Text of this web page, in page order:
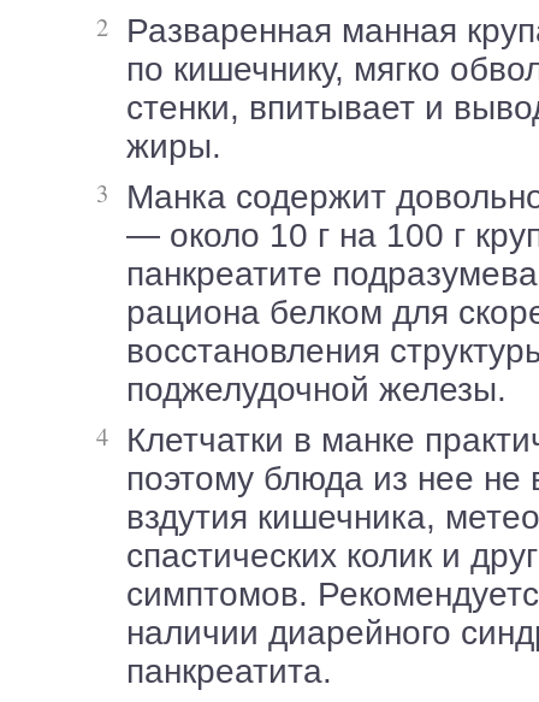
Разваренная манная крупа, продвигаясь
по кишечнику, мягко
стенки, впитывает и
жиры.
Манка содержит довольно много белка
— около 10 г на 100 г
панкреатите
рациона белком для
восстановления
поджелудочной железы.
Клетчатки в манке практически нет,
поэтому блюда из нее не
вздутия кишечника,
спастических колик и
симптомов.
наличии диарейного
панкреатита.